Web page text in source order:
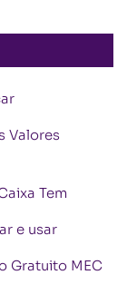
Valores
Tem
e usar
Gratuito MEC